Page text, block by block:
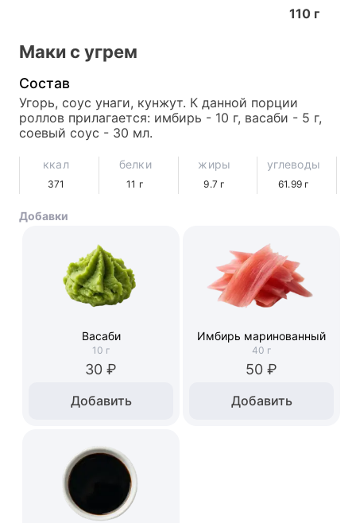
110 г
Маки с угрем
Состав
Угорь, соус унаги, кунжут. К данной порции
роллов прилагается: имбирь - 10 г, васаби - 5 г,
соевый соус - 30 мл.
ккал
371
белки
11 г
жиры
9.7 г
углеводы
61.99 г
Добавки
Васаби
10 г
30 ₽
Добавить
Имбирь маринованный
40 г
50 ₽
Добавить